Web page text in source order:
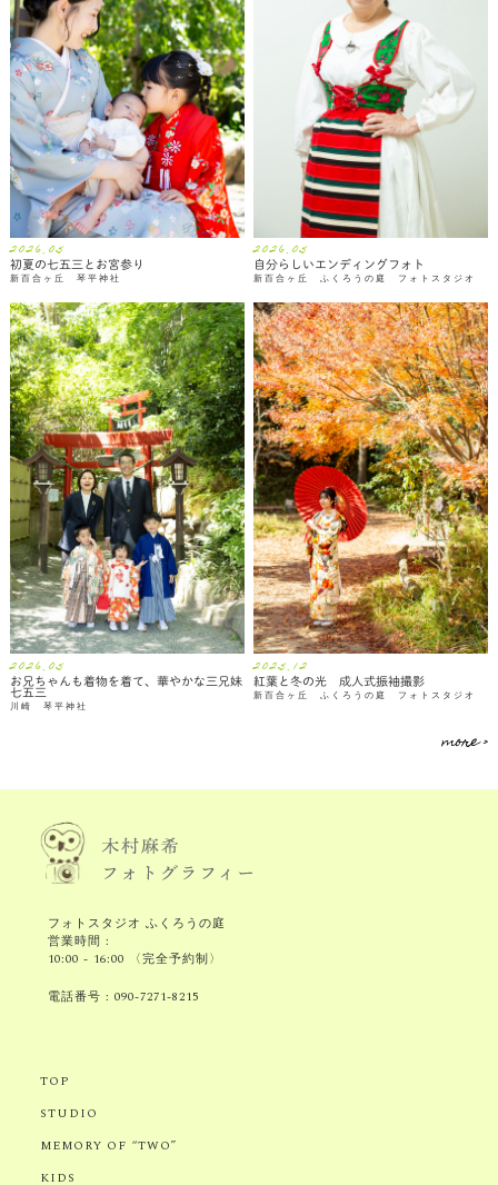
2026.05
初夏の七五三とお宮参り
新百合ヶ丘 琴平神社
2026.05
自分らしいエンディングフォト
新百合ヶ丘 ふくろうの庭 フォトスタジオ
2026.05
お兄ちゃんも着物を着て、華やかな三兄妹
七五三
川崎 琴平神社
2025.12
紅葉と冬の光 成人式振袖撮影
新百合ヶ丘 ふくろうの庭 フォトスタジオ
more >
フォトスタジオ ふくろうの庭
営業時間 :
10:00 - 16:00 〈完全予約制〉
電話番号 :090-7271-8215
TOP
STUDIO
MEMORY OF “TWO”
KIDS